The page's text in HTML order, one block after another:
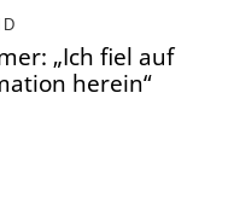
„Ich fiel auf
herein“